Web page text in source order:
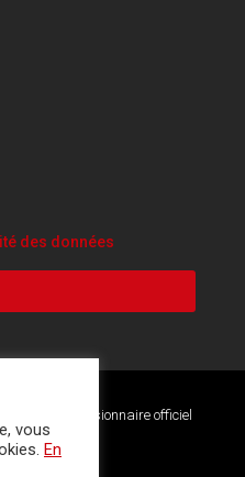
des données
• Concessionnaire officiel
vous
En